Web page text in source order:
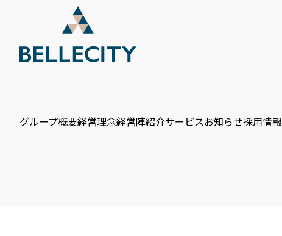
グループ概要経営理念経営陣紹介サービスお知らせ採用情報